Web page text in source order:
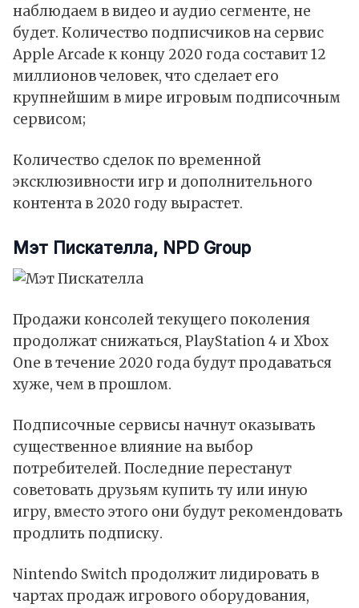
наблюдаем в видео и аудио сегменте, не
будет. Количество подписчиков на сервис
Apple Arcade к концу 2020 года составит 12
миллионов человек, что сделает его
крупнейшим в мире игровым подписочным
сервисом;
Количество сделок по временной
эксклюзивности игр и дополнительного
контента в 2020 году вырастет.
Мэт Пискателла, NPD Group
Продажи консолей текущего поколения
продолжат снижаться, PlayStation 4 и Xbox
One в течение 2020 года будут продаваться
хуже, чем в прошлом.
Подписочные сервисы начнут оказывать
существенное влияние на выбор
потребителей. Последние перестанут
советовать друзьям купить ту или иную
игру, вместо этого они будут рекомендовать
продлить подписку.
Nintendo Switch продолжит лидировать в
чартах продаж игрового оборудования,